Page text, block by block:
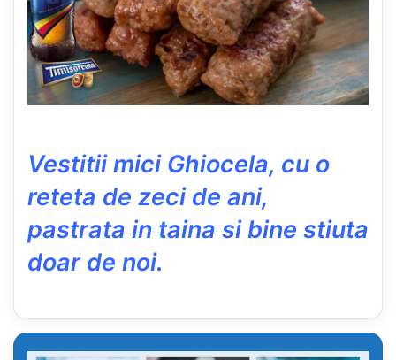
Vestitii mici Ghiocela, cu o
reteta de zeci de ani,
pastrata in taina si bine stiuta
doar de noi.